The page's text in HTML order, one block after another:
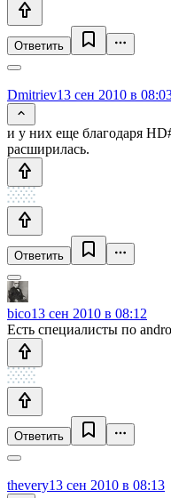
Ответить
Dmitriev13 сен 2010 в
и у них еще благодаря
расширилась.
Ответить
bico13 сен 2010 в 08:12
Есть специалисты по
Ответить
thevery13 сен 2010 в 08:13